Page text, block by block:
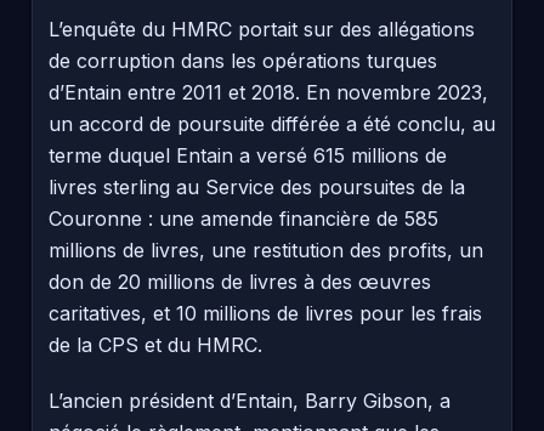
L’enquête du HMRC portait sur des allégations
de corruption dans les opérations turques
d’Entain entre 2011 et 2018. En novembre 2023,
un accord de poursuite différée a été conclu, au
terme duquel Entain a versé 615 millions de
livres sterling au Service des poursuites de la
Couronne : une amende financière de 585
millions de livres, une restitution des profits, un
don de 20 millions de livres à des œuvres
caritatives, et 10 millions de livres pour les frais
de la CPS et du HMRC.
L’ancien président d’Entain, Barry Gibson, a